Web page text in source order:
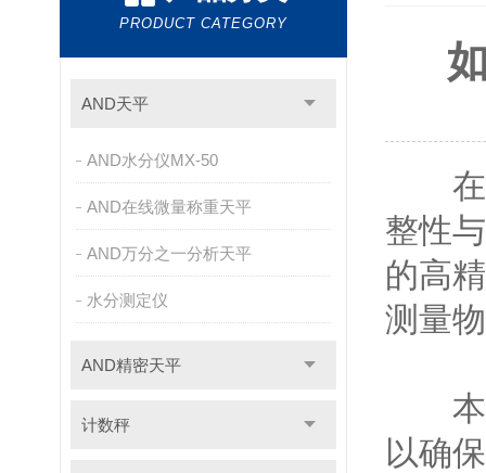
PRODUCT CATEGORY
AND天平
AND水分仪MX-50
AND在线微量称重天平
AND万分之一分析天平
水分测定仪
AND精密天平
计数秤
在工
整性
的高
测量
本文
以确